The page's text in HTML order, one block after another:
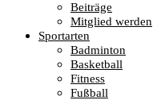
Beiträge
Mitglied werden
Sportarten
Badminton
Basketball
Fitness
Fußball